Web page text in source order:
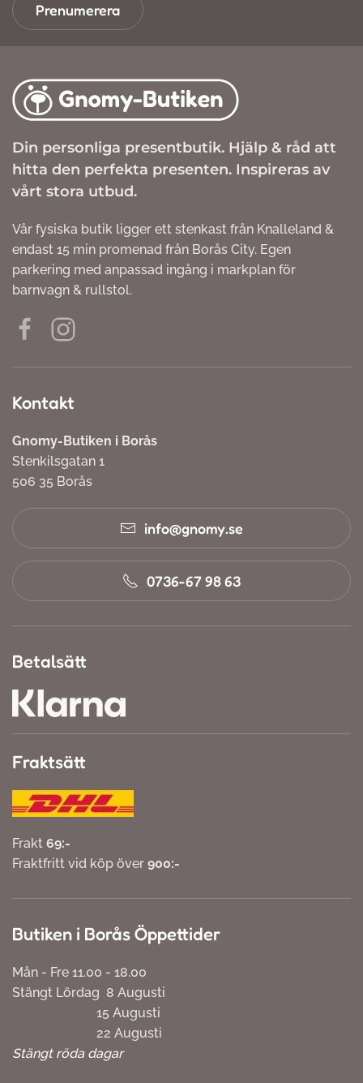
Prenumerera
Din personliga presentbutik. Hjälp & råd att
hitta den perfekta presenten. Inspireras av
vårt stora utbud.
Vår fysiska butik ligger ett stenkast från Knalleland &
endast 15 min promenad från Borås City. Egen
parkering med anpassad ingång i markplan för
barnvagn & rullstol.
Kontakt
Gnomy-Butiken i Borås
Stenkilsgatan 1
506 35 Borås
info@gnomy.se
0736-67 98 63
Betalsätt
Fraktsätt
Frakt 69:-
Fraktfritt vid köp över 900:-
Butiken i Borås Öppettider
Mån - Fre 11.00 - 18.00
Stängt Lördag 8 Augusti
15 Augusti
22 Augusti
Stängt röda dagar